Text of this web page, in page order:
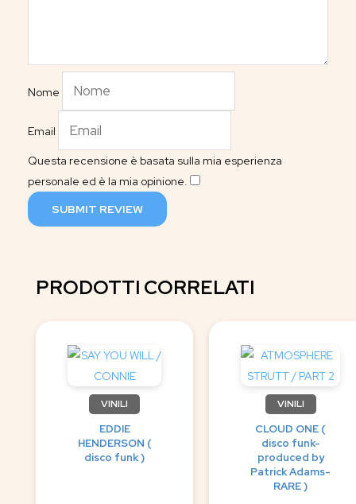
Nome
Email
Questa recensione è basata sulla mia esperienza
personale ed è la mia opinione.
SUBMIT REVIEW
PRODOTTI CORRELATI
VINILI
EDDIE
HENDERSON (
disco funk )
VINILI
CLOUD ONE (
disco funk-
produced by
Patrick Adams-
RARE )